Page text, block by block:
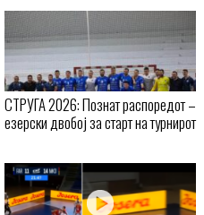
СТРУГА 2026: Познат распоредот –
езерски двобој за старт на турнирот